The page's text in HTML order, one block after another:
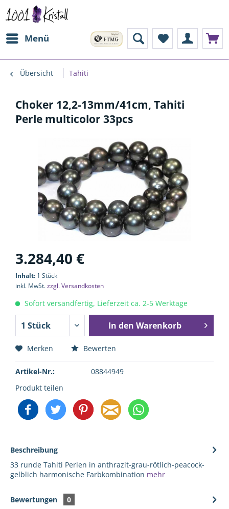
Menü
Übersicht Tahiti
Choker 12,2-13mm/41cm, Tahiti
Perle multicolor 33pcs
3.284,40 €
Inhalt: 1 Stück
inkl. MwSt.zzgl. Versandkosten
Sofort versandfertig, Lieferzeit ca. 2-5 Werktage
In den Warenkorb
Merken Bewerten
Artikel-Nr.:
08844949
Produkt teilen
Beschreibung
33 runde Tahiti Perlen in anthrazit-grau-rötlich-peacock-
gelblich harmonische Farbkombination mehr
Bewertungen
0